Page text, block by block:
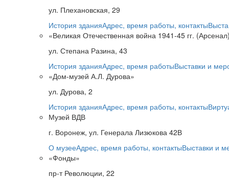
ул. Плехановская, 29
История зданияАдрес, время работы, контакты
«Великая Отечественная война 1941-45 гг.
ул. Степана Разина, 43
История зданияАдрес, время работыВыставки и
«Дом-музей А.Л. Дурова»
ул. Дурова, 2
История зданияАдрес, время работы, контакты
Музей ВДВ
г. Воронеж, ул. Генерала Лизюкова 42В
О музееАдрес, время работы, контактыВыставки и
«Фонды»
пр-т Революции, 22